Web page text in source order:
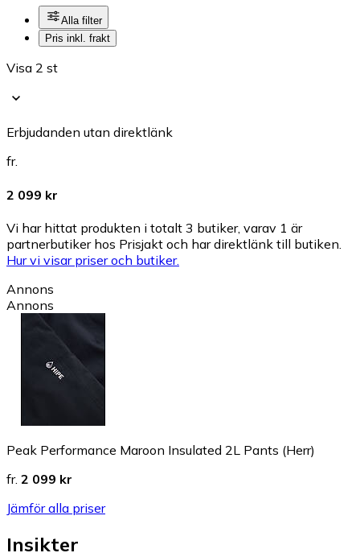
Alla filter
Pris inkl. frakt
Visa 2 st
Erbjudanden utan direktlänk
fr.
2 099 kr
Vi har hittat produkten i totalt 3 butiker, varav 1 är
partnerbutiker hos Prisjakt och har direktlänk till butiken.
Hur vi visar priser och butiker.
Annons
Annons
Peak Performance Maroon Insulated 2L Pants (Herr)
fr. 2 099 kr
Jämför alla priser
Insikter